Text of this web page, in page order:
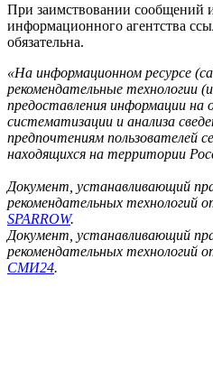
При заимствовании сообщений
информационного агентства
обязательна.
«На информационном ресурсе
рекомендательные технологии
предоставления информации на
систематизации и анализа
предпочтениям пользователей
находящихся на территории
Документ, устанавливающий
рекомендательных технологий
SPARROW.
Документ, устанавливающий
рекомендательных технологий
СМИ24.